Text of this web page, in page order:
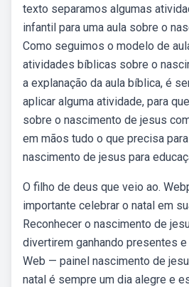
texto separamos algumas
infantil para uma aula sobre o
Como seguimos o modelo de
atividades bíblicas sobre o
a explanação da aula bíblica, é
aplicar alguma atividade, para
sobre o nascimento de jesus
em mãos tudo o que precisa
nascimento de jesus para
O filho de deus que veio ao.
importante celebrar o natal em
Reconhecer o nascimento de
divertirem ganhando presentes e
Web — painel nascimento de
natal é sempre um dia alegre e